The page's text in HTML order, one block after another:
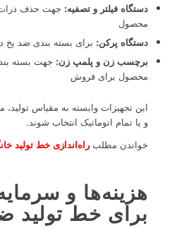
دستگاه فیلتر و تصفیه: جهت حذف ذرات
محصول
دستگاه پرکن: برای بسته بندی ضد
برچسب زن و پلمپ زن: جهت بسته
محصول برای فروش
این تجهیزات وابسته به مقیاس تولید،
و یا تمام اتوماتیک انتخاب شوند.
خواندن مطلب راه‌اندازی خط تولید
هزینه‌ها و
برای خط تولید